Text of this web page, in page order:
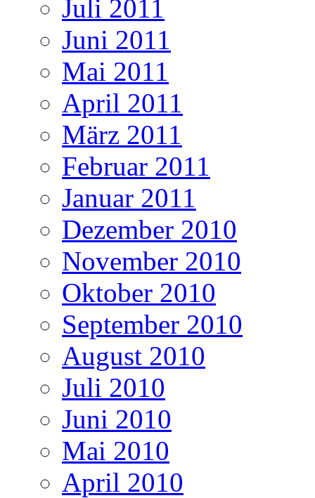
Juli 2011
Juni 2011
Mai 2011
April 2011
März 2011
Februar 2011
Januar 2011
Dezember 2010
November 2010
Oktober 2010
September 2010
August 2010
Juli 2010
Juni 2010
Mai 2010
April 2010